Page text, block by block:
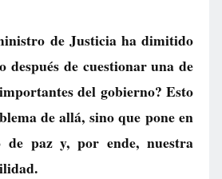
de Justicia ha dimitido
después de cuestionar una de
del gobierno? Esto
de allá, sino que pone en
de paz y, por ende, nuestra